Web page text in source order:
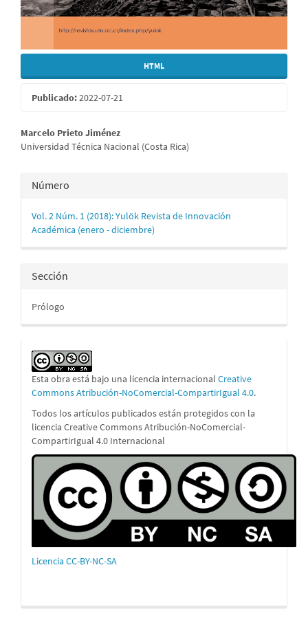
HTML
Publicado:2022-07-21
Contenido
principal
del
Marcelo Prieto Jiménez
Universidad Técnica Nacional (Costa Rica)
Detalles
del
artículo
Número
Vol. 2 Núm. 1 (2018): Yulök Revista de Innovación
Académica (enero - diciembre)
Sección
Prólogo
Esta obra está bajo una licencia internacional Creative
Commons Atribución-NoComercial-CompartirIgual 4.0.
Todos los artículos publicados están protegidos con la
licencia Creative Commons Atribución-NoComercial-
CompartirIgual 4.0 Internacional
Licencia CC-BY-NC-SA